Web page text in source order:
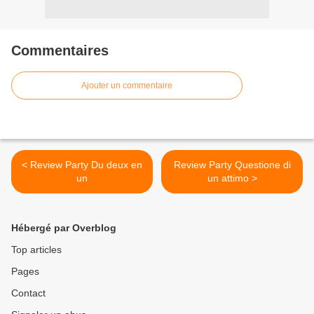
Commentaires
Ajouter un commentaire
< Review Party Du deux en
un
Review Party Questione di
un attimo >
Hébergé par Overblog
Top articles
Pages
Contact